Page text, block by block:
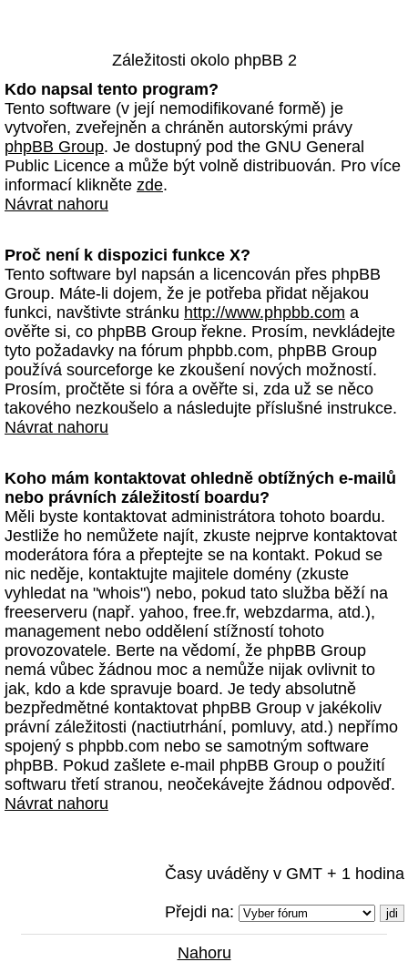
Záležitosti okolo phpBB 2
Kdo napsal tento program?
Tento software (v její nemodifikované formě) je
vytvořen, zveřejněn a chráněn autorskými právy
phpBB Group. Je dostupný pod the GNU General
Public Licence a může být volně distribuován. Pro více
informací klikněte zde.
Návrat nahoru
Proč není k dispozici funkce X?
Tento software byl napsán a licencován přes phpBB
Group. Máte-li dojem, že je potřeba přidat nějakou
funkci, navštivte stránku http://www.phpbb.com a
ověřte si, co phpBB Group řekne. Prosím, nevkládejte
tyto požadavky na fórum phpbb.com, phpBB Group
používá sourceforge ke zkoušení nových možností.
Prosím, pročtěte si fóra a ověřte si, zda už se něco
takového nezkoušelo a následujte příslušné instrukce.
Návrat nahoru
Koho mám kontaktovat ohledně obtížných e-mailů
nebo právních záležitostí boardu?
Měli byste kontaktovat administrátora tohoto boardu.
Jestliže ho nemůžete najít, zkuste nejprve kontaktovat
moderátora fóra a přeptejte se na kontakt. Pokud se
nic neděje, kontaktujte majitele domény (zkuste
vyhledat na "whois") nebo, pokud tato služba běží na
freeserveru (např. yahoo, free.fr, webzdarma, atd.),
management nebo oddělení stížností tohoto
provozovatele. Berte na vědomí, že phpBB Group
nemá vůbec žádnou moc a nemůže nijak ovlivnit to
jak, kdo a kde spravuje board. Je tedy absolutně
bezpředmětné kontaktovat phpBB Group v jakékoliv
právní záležitosti (nactiutrhání, pomluvy, atd.) nepřímo
spojený s phpbb.com nebo se samotným software
phpBB. Pokud zašlete e-mail phpBB Group o použití
softwaru třetí stranou, neočekávejte žádnou odpověď.
Návrat nahoru
Časy uváděny v GMT + 1 hodina
Přejdi na:
Nahoru